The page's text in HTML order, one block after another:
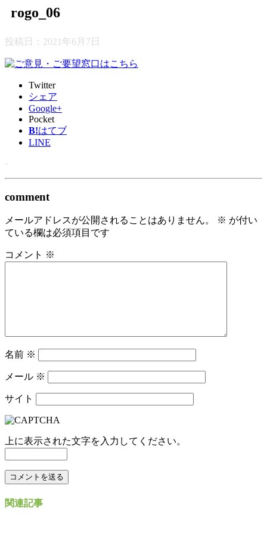
rogo_06
投稿日： 2021年6月7日
Twitter
シェア
Google+
Pocket
B!はてブ
LINE
-
comment
メールアドレスが公開されることはありません。 ※ が付い
ている欄は必須項目です
コメント ※
名前 ※
メール ※
サイト
上に表示された文字を入力してください。
関連記事